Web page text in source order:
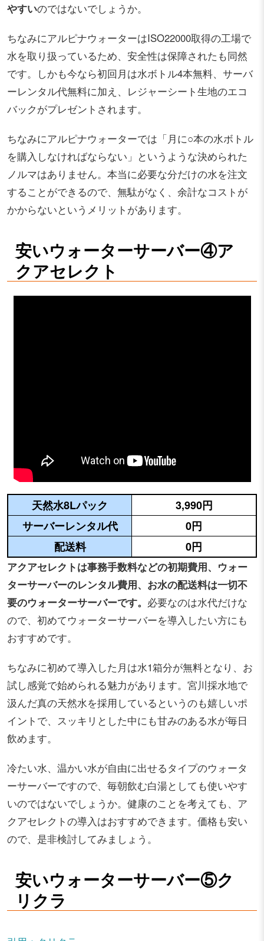
やすいのではないでしょうか。
ちなみにアルピナウォーターはISO22000取得の工場で
水を取り扱っているため、安全性は保障されたも同然
です。しかも今なら初回月は水ボトル4本無料、サーバ
ーレンタル代無料に加え、レジャーシート生地のエコ
バックがプレゼントされます。
ちなみにアルピナウォーターでは「月に○本の水ボトル
を購入しなければならない」というような決められた
ノルマはありません。本当に必要な分だけの水を注文
することができるので、無駄がなく、余計なコストが
かからないというメリットがあります。
安いウォーターサーバー④ア
クアセレクト
天然水8Lパック
3,990円
サーバーレンタル代
0円
配送料
0円
アクアセレクトは事務手数料などの初期費用、ウォー
ターサーバーのレンタル費用、お水の配送料は一切不
要のウォーターサーバーです。 必要なのは水代だけな
ので、初めてウォーターサーバーを導入したい方にも
おすすめです。
ちなみに初めて導入した月は水1箱分が無料となり、お
試し感覚で始められる魅力があります。宮川採水地で
汲んだ真の天然水を採用しているというのも嬉しいポ
イントで、スッキリとした中にも甘みのある水が毎日
飲めます。
冷たい水、温かい水が自由に出せるタイプのウォータ
ーサーバーですので、毎朝飲む白湯としても使いやす
いのではないでしょうか。健康のことを考えても、ア
クアセレクトの導入はおすすめできます。価格も安い
ので、是非検討してみましょう。
安いウォーターサーバー⑤ク
リクラ